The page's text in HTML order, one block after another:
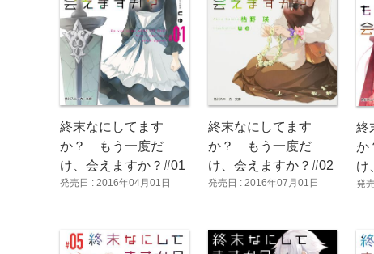
終末なにしてます
か？ もう一度だ
け、会えますか？#01
発売日 : 2016年04月01日
終末なにしてます
か？ もう一度だ
け、会えますか？#02
発売日 : 2016年07月01日
終
か
け
発